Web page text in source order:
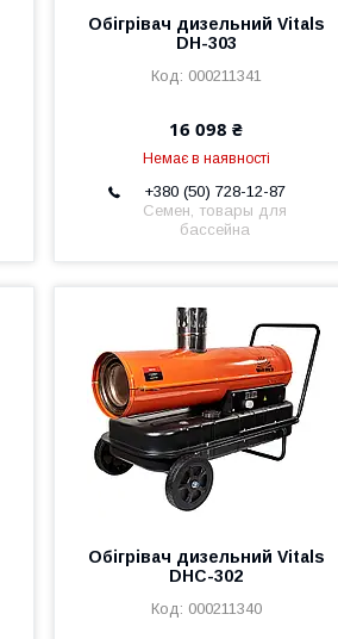
Обігрівач дизельний Vitals
DH-303
000211341
16 098 ₴
Немає в наявності
+380 (50) 728-12-87
Семен, товары для
бассейна
Обігрівач дизельний Vitals
DHC-302
000211340